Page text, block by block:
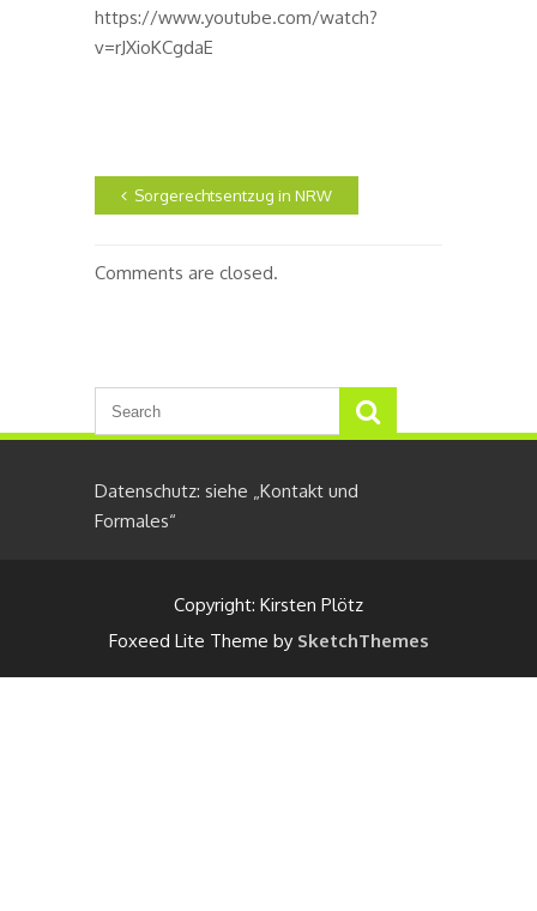
https://www.youtube.com/watch?
v=rJXioKCgdaE
Sorgerechtsentzug in NRW
Comments are closed.
Datenschutz: siehe „Kontakt und
Formales“
Copyright: Kirsten Plötz
Foxeed Lite Theme by SketchThemes